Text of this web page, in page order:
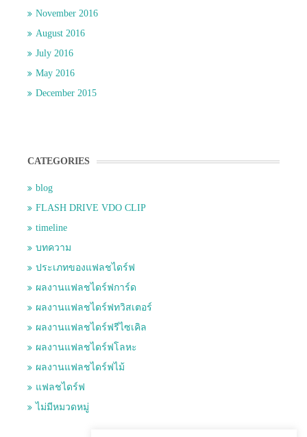
November 2016
August 2016
July 2016
May 2016
December 2015
CATEGORIES
blog
FLASH DRIVE VDO CLIP
timeline
บทความ
ประเภทของแฟลชไดร์ฟ
ผลงานแฟลชไดร์ฟการ์ด
ผลงานแฟลชไดร์ฟทวิสเตอร์
ผลงานแฟลชไดร์ฟรีไซเคิล
ผลงานแฟลชไดร์ฟโลหะ
ผลงานแฟลชไดร์ฟไม้
แฟลชไดร์ฟ
ไม่มีหมวดหมู่